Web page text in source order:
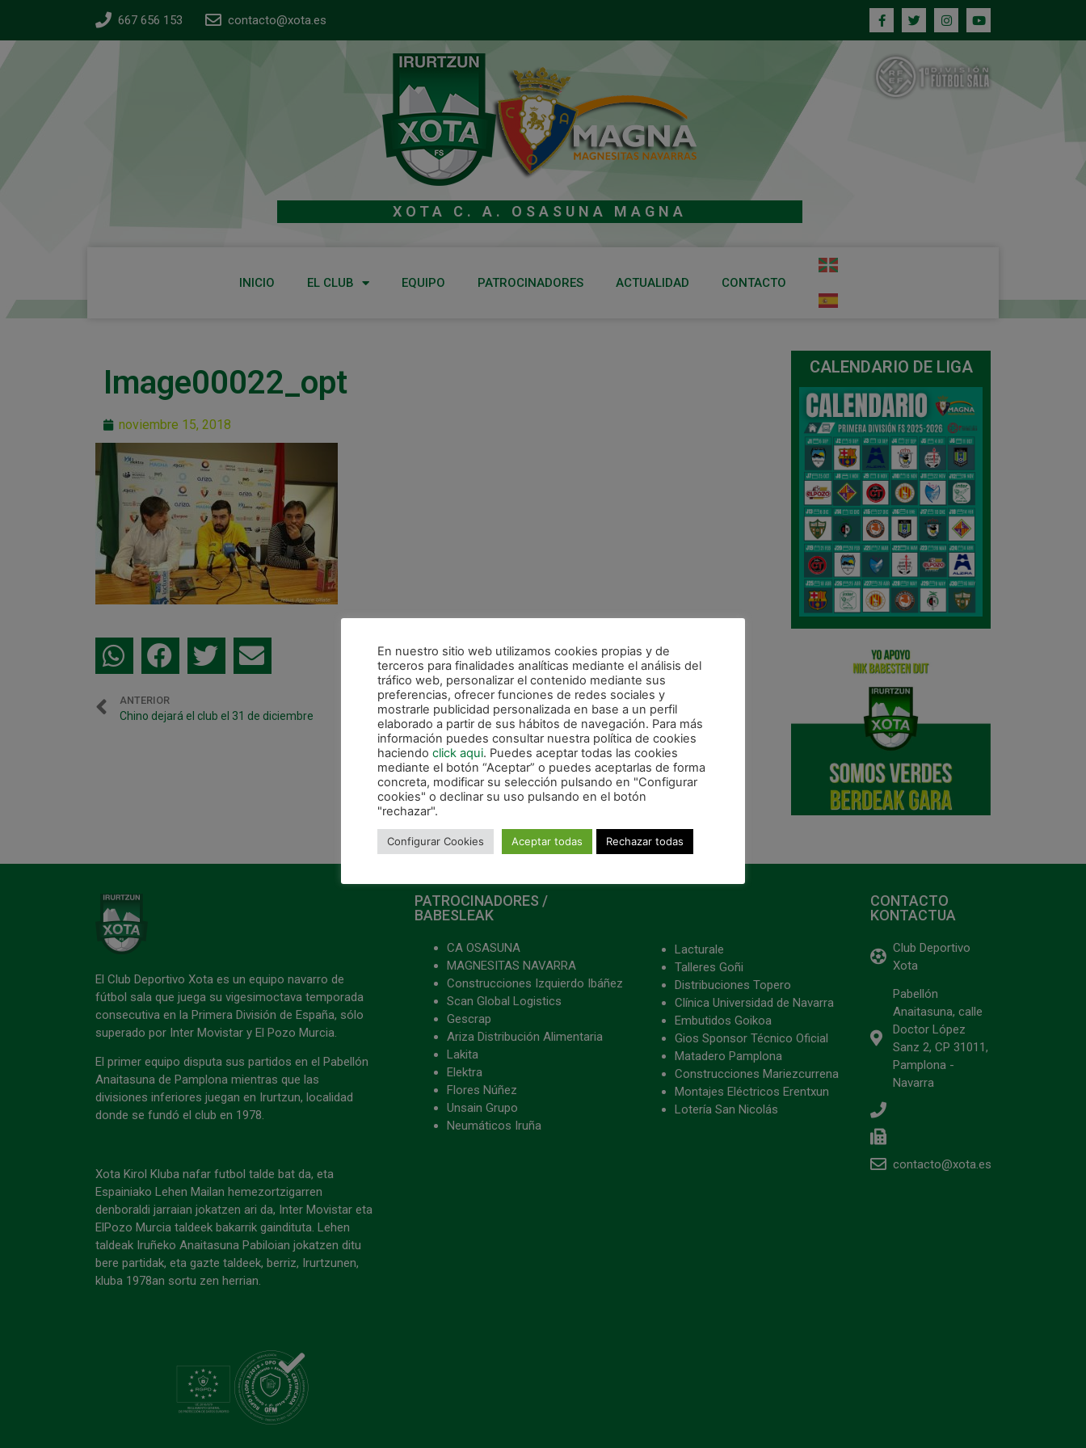
667 656 153 contacto@xota.es
XOTA C. A. OSASUNA MAGNA
INICIO EL CLUB EQUIPO PATROCINADORES ACTUALIDAD CONTACTO
Image00022_opt
noviembre 15, 2018
ANTERIOR
Chino dejará el club el 31 de diciembre
CALENDARIO DE LIGA
El Club Deportivo Xota es un equipo navarro de
fútbol sala que juega su vigesimoctava temporada
consecutiva en la Primera División de España, sólo
superado por Inter Movistar y El Pozo Murcia.
El primer equipo disputa sus partidos en el Pabellón
Anaitasuna de Pamplona mientras que las
divisiones inferiores juegan en Irurtzun, localidad
donde se fundó el club en 1978.
Xota Kirol Kluba nafar futbol talde bat da, eta
Espainiako Lehen Mailan hemezortzigarren
denboraldi jarraian jokatzen ari da, Inter Movistar eta
ElPozo Murcia taldeek bakarrik gaindituta. Lehen
taldeak Iruñeko Anaitasuna Pabiloian jokatzen ditu
bere partidak, eta gazte taldeek, berriz, Irurtzunen,
kluba 1978an sortu zen herrian.
PATROCINADORES /
BABESLEAK
CA OSASUNA
MAGNESITAS NAVARRA
Construcciones Izquierdo Ibáñez
Scan Global Logistics
Gescrap
Ariza Distribución Alimentaria
Lakita
Elektra
Flores Núñez
Unsain Grupo
Neumáticos Iruña
Lacturale
Talleres Goñi
Distribuciones Topero
Clínica Universidad de Navarra
Embutidos Goikoa
Gios Sponsor Técnico Oficial
Matadero Pamplona
Construcciones Mariezcurrena
Montajes Eléctricos Erentxun
Lotería San Nicolás
CONTACTO
KONTACTUA
Club Deportivo
Xota
Pabellón
Anaitasuna, calle
Doctor López
Sanz 2, CP 31011,
Pamplona -
Navarra
contacto@xota.es
En nuestro sitio web utilizamos cookies propias y de
terceros para finalidades analíticas mediante el análisis del
tráfico web, personalizar el contenido mediante sus
preferencias, ofrecer funciones de redes sociales y
mostrarle publicidad personalizada en base a un perfil
elaborado a partir de sus hábitos de navegación. Para más
información puedes consultar nuestra política de cookies
haciendo click aqui. Puedes aceptar todas las cookies
mediante el botón “Aceptar” o puedes aceptarlas de forma
concreta, modificar su selección pulsando en "Configurar
cookies" o declinar su uso pulsando en el botón
"rechazar".
Configurar Cookies Aceptar todas Rechazar todas